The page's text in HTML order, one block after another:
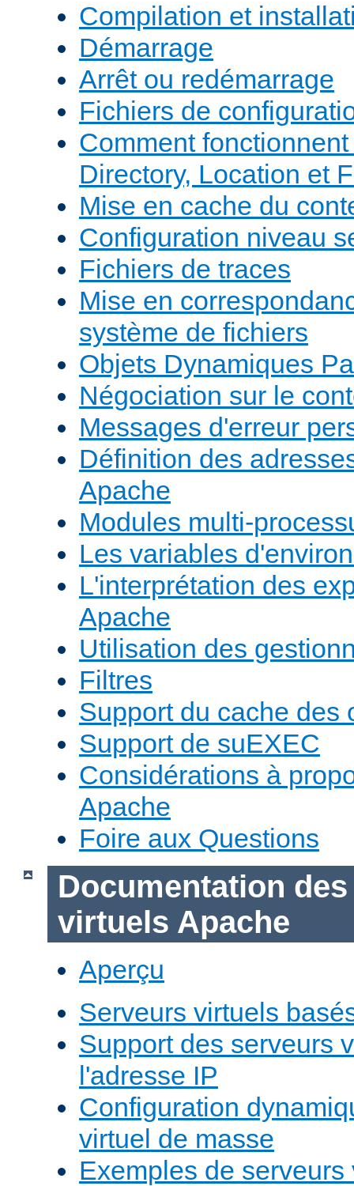
Compilation et
Démarrage
Arrêt ou redémarrage
Fichiers de
Comment
Directory, Location et
Mise en cache du
Configuration niveau
Fichiers de traces
Mise en
système de fichiers
Objets Dynamiques
Négociation sur le
Messages d'erreur
Définition des
Apache
Modules multi-
Les variables
L'interprétation des
Apache
Utilisation des
Filtres
Support du cache des
Support de suEXEC
Considérations à
Apache
Foire aux Questions
Documentation
virtuels Apache
Aperçu
Serveurs virtuels
Support des serveurs
l'adresse IP
Configuration
virtuel de masse
Exemples de serveurs